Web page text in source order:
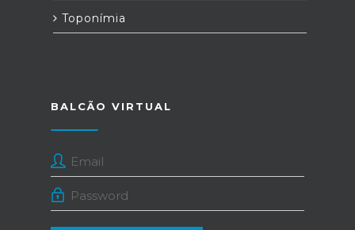
Toponímia
BALCÃO VIRTUAL